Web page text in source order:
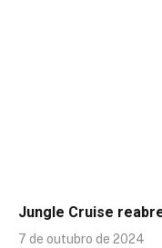
Jungle Cruise
7 de outubro de 2024